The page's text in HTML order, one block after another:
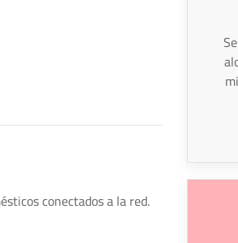
conectados a la red.